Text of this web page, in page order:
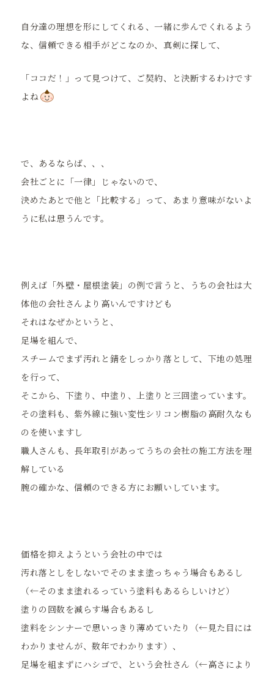
自分達の理想を形にしてくれる、一緒に歩んでくれるよう
な、信頼できる相手がどこなのか、真剣に探して、
「ココだ！」って見つけて、ご契約、と決断するわけです
よね
で、あるならば、、、
会社ごとに「一律」じゃないので、
決めたあとで他と「比較する」って、あまり意味がないよ
うに私は思うんです。
例えば「外壁・屋根塗装」の例で言うと、うちの会社は大
体他の会社さんより高いんですけども
それはなぜかというと、
足場を組んで、
スチームでまず汚れと錆をしっかり落として、下地の処理
を行って、
そこから、下塗り、中塗り、上塗りと三回塗っています。
その塗料も、紫外線に強い変性シリコン樹脂の高耐久なも
のを使いますし
職人さんも、長年取引があってうちの会社の施工方法を理
解している
腕の確かな、信頼のできる方にお願いしています。
価格を抑えようという会社の中では
汚れ落としをしないでそのまま塗っちゃう場合もあるし
（←そのまま塗れるっていう塗料もあるらしいけど）
塗りの回数を減らす場合もあるし
塗料をシンナーで思いっきり薄めていたり（←見た目には
わかりませんが、数年でわかります）、
足場を組まずにハシゴで、という会社さん（←高さにより